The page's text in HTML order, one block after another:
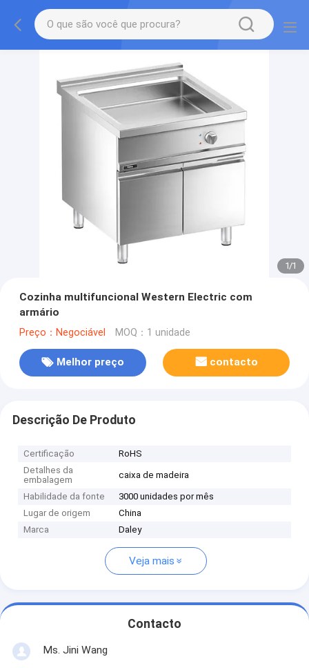
1/1
Cozinha multifuncional Western Electric com
armário
Preço：Negociável MOQ：1 unidade
Melhor preço contacto
Descrição De Produto
Certificação
RoHS
Detalhes da
embalagem
caixa de madeira
Habilidade da fonte
3000 unidades por mês
Lugar de origem
China
Marca
Daley
Veja mais
Contacto
Ms. Jini Wang